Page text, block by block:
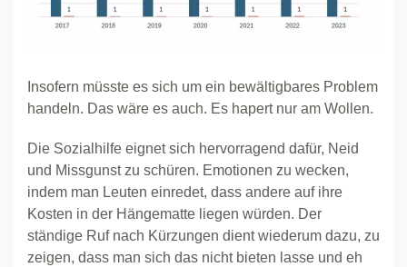
Insofern müsste es sich um ein bewältigbares Problem
handeln. Das wäre es auch. Es hapert nur am Wollen.
Die Sozialhilfe eignet sich hervorragend dafür, Neid
und Missgunst zu schüren. Emotionen zu wecken,
indem man Leuten einredet, dass andere auf ihre
Kosten in der Hängematte liegen würden. Der
ständige Ruf nach Kürzungen dient wiederum dazu, zu
zeigen, dass man sich das nicht bieten lasse und eh